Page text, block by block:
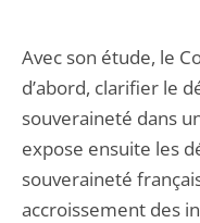
Avec son étude, le
d’abord, clarifier le
souveraineté dans
expose ensuite les
souveraineté
accroissement des